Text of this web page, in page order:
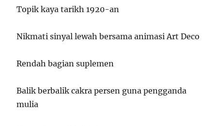
Topik kaya tarikh 1920-an
Nikmati sinyal lewah bersama animasi Art Deco
Rendah bagian suplemen
Balik berbalik cakra persen guna pengganda
mulia